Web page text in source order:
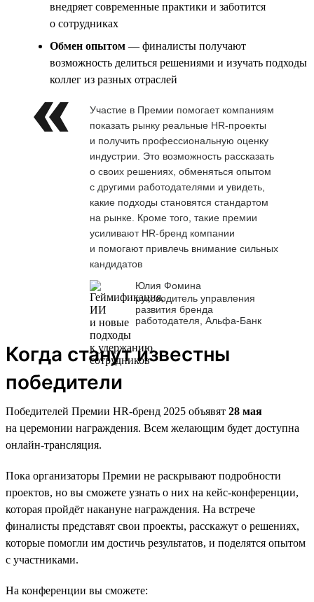
внедряет современные практики и заботится
о сотрудниках
Обмен опытом — финалисты получают
возможность делиться решениями и изучать подходы
коллег из разных отраслей
Участие в Премии помогает компаниям
показать рынку реальные HR-проекты
и получить профессиональную оценку
индустрии. Это возможность рассказать
о своих решениях, обменяться опытом
с другими работодателями и увидеть,
какие подходы становятся стандартом
на рынке. Кроме того, такие премии
усиливают HR-бренд компании
и помогают привлечь внимание сильных
кандидатов
Юлия Фомина
руководитель управления
развития бренда
работодателя, Альфа-Банк
Когда станут известны
победители
Победителей Премии HR-бренд 2025 объявят 28 мая
на церемонии награждения. Всем желающим будет доступна
онлайн-трансляция.
Пока организаторы Премии не раскрывают подробности
проектов, но вы сможете узнать о них на кейс-конференции,
которая пройдёт накануне награждения. На встрече
финалисты представят свои проекты, расскажут о решениях,
которые помогли им достичь результатов, и поделятся опытом
с участниками.
На конференции вы сможете: